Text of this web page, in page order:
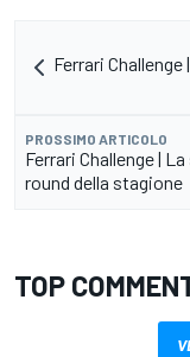
Ferrari
PROSSIMO ARTICOLO
Ferrari Challenge |
round della stagione
TOP